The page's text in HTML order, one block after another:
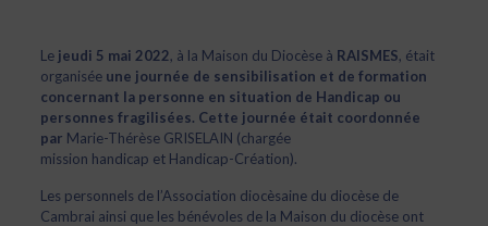
Le jeudi 5 mai 2022, à la Maison du Diocèse à RAISMES, était
organisée une journée de sensibilisation et de formation
concernant la personne en situation de Handicap ou
personnes fragilisées. Cette journée était coordonnée
par Marie-Thérèse GRISELAIN (chargée
mission handicap et Handicap-Création).
Les personnels de l’Association diocèsaine du diocèse de
Cambrai ainsi que les bénévoles de la Maison du diocèse ont